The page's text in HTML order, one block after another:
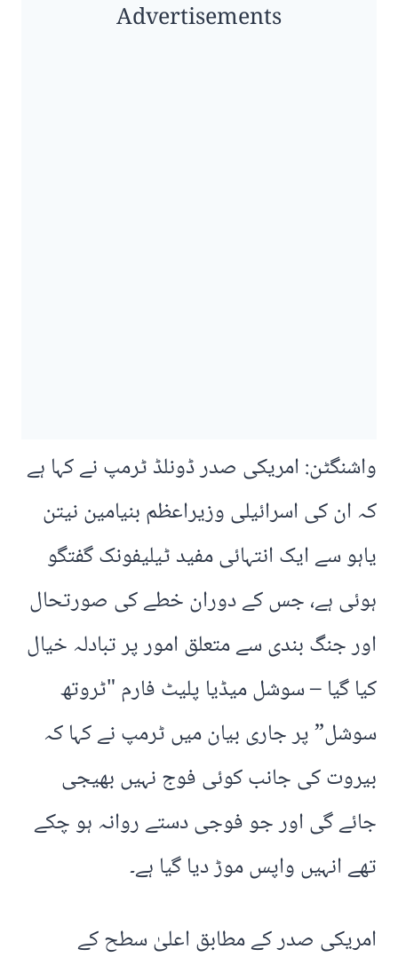
Advertisements
واشنگٹن: امریکی صدر ڈونلڈ ٹرمپ نے کہا ہے
کہ ان کی اسرائیلی وزیراعظم بنیامین نیتن
یاہو سے ایک انتہائی مفید ٹیلیفونک گفتگو
ہوئی ہے، جس کے دوران خطے کی صورتحال
اور جنگ بندی سے متعلق امور پر تبادلہ خیال
کیا گیا – سوشل میڈیا پلیٹ فارم "ٹروتھ
سوشل” پر جاری بیان میں ٹرمپ نے کہا کہ
بیروت کی جانب کوئی فوج نہیں بھیجی
جائے گی اور جو فوجی دستے روانہ ہو چکے
تھے انہیں واپس موڑ دیا گیا ہے۔
امریکی صدر کے مطابق اعلیٰ سطح کے